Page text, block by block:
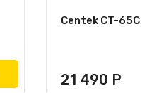
Centek CT-
21 490 Р